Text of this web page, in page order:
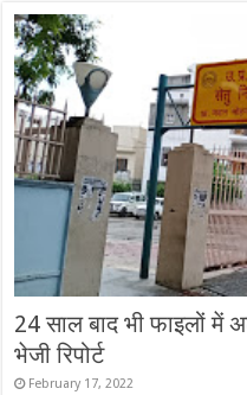
24 साल बाद भी फाइलों में
भेजी रिपोर्ट
February 17, 2022